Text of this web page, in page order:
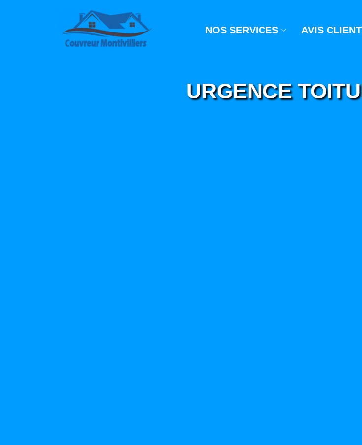
NOS SERVICES AVIS
URGENCE